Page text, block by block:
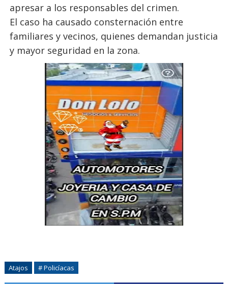
apresar a los responsables del crimen.
El caso ha causado consternación entre
familiares y vecinos, quienes demandan justicia
y mayor seguridad en la zona.
Atajos # Policíacas